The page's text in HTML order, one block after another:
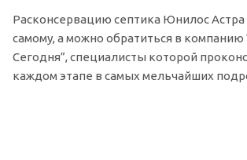
Расконсервацию септика Юнилос
самому, а можно обратиться в компанию
Сегодня”, специалисты которой
каждом этапе в самых мельчайших